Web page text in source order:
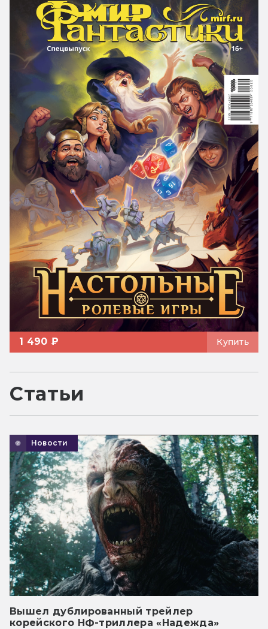
1 490 ₽ Купить
Статьи
Новости
Вышел дублированный трейлер
корейского НФ-триллера «Надежда»